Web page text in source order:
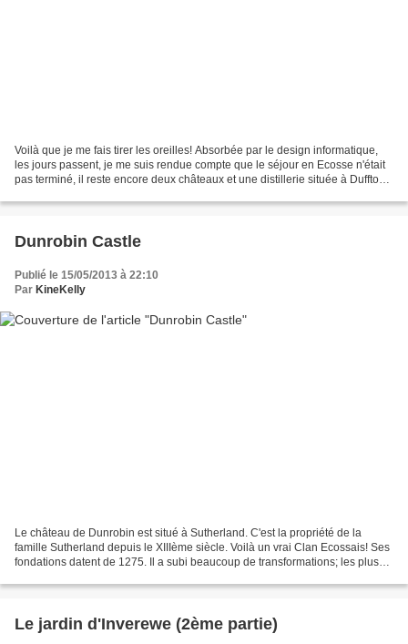
Voilà que je me fais tirer les oreilles! Absorbée par le design informatique,
les jours passent, je me suis rendue compte que le séjour en Ecosse n'était
pas terminé, il reste encore deux châteaux et une distillerie située à Dufftown
Dunrobin Castle
Publié le 15/05/2013 à 22:10
Par KineKelly
Le château de Dunrobin est situé à Sutherland. C'est la propriété de la
famille Sutherland depuis le XIIIème siècle. Voilà un vrai Clan Ecossais! Ses
fondations datent de 1275. Il a subi beaucoup de transformations; les plus
Le jardin d'Inverewe (2ème partie)